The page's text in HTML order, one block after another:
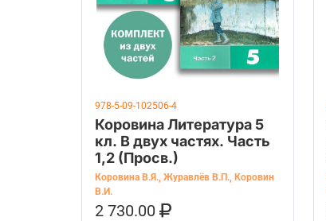
978-5-09-102506-4
Коровина Литература 5
кл. В двух частях. Часть
1,2 (Просв.)
Коровина В.Я., Журавлёв В.П., Коровин
В.И.
2 730.00
В КОРЗИНУ